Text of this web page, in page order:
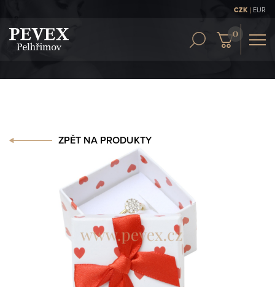
CZK | EUR
ZPĚT NA PRODUKTY